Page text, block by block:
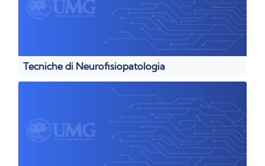
Tecniche di Neurofisiopatologia